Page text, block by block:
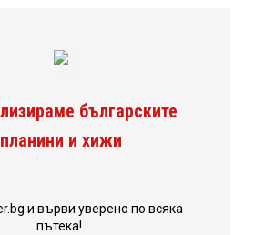
българските
планини и хижи
и върви уверено по всяка
пътека!.